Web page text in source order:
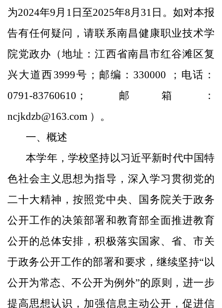
为2024年9月1日至2025年8月31日。如对本报
告有任何疑问，请联系南昌健康职业技术学
院党政办（地址：江西省南昌市红谷滩区复
兴大道西3999号；邮编：330000 ；电话：
0791-83760610；邮箱：
ncjkdzb@163.com ）。
一、概述
本学年，学校坚持以习近平新时代中国特
色社会主义思想为指导，深入学习贯彻党的
二十大精神，按照党中央、国务院关于政务
公开工作的决策部署和教育部全面推进教育
公开的总体安排，积极落实国家、省、市关
于政务公开工作的部署和要求，继续坚持“以
公开为常态、不公开为例外”的原则，进一步
提高思想认识，加强信息主动公开，促进信